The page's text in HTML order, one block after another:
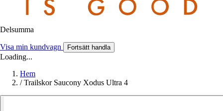
Delsumma
Visa min kundvagn Fortsätt handla
Loading...
Hem
/ Trailskor Saucony Xodus Ultra 4